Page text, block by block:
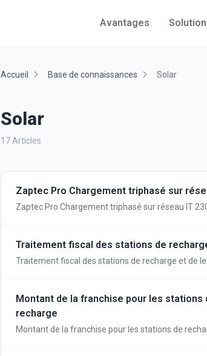
Avantages
Accueil Base de connaissances Solar
Solar
17 Articles
Zaptec Pro Chargement triphasé sur
Zaptec Pro Chargement triphasé sur réseau IT
Traitement fiscal des stations de
Traitement fiscal des stations de recharge et de
Montant de la franchise pour les
recharge
Montant de la franchise pour les stations de